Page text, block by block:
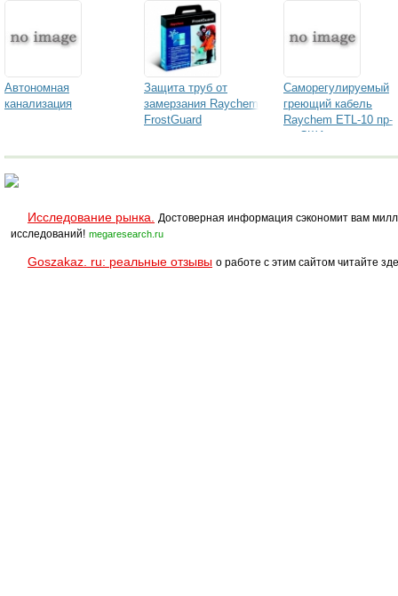
Автономная
канализация
Защита труб от
замерзания Raychem
FrostGuard
Саморегулируемый
греющий кабель
Raychem ETL-10 пр-
ва США
Исследование рынка.
Достоверная информация сэкономит вам
исследований! megaresearch.ru
Goszakaz. ru: реальные отзывы о работе с этим сайтом читайте